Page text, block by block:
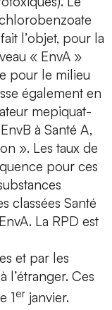
l’objet, pour la
« EnvA »
pour le milieu
également en
mepiquat-
à Santé A,
». Les taux de
pour ces
classées Santé
La RPD est
et par les
l’étranger. Ces
1er janvier.